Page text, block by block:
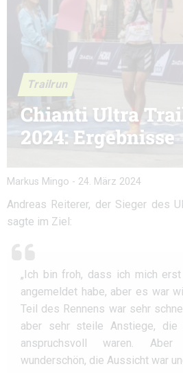
Trailrun
Chianti Ultra
2024: Ergebnisse
Markus Mingo - 24. März 2024
Andreas Reiterer, der Sieger des
sagte im Ziel:
„Ich bin froh, dass ich mich
angemeldet habe, aber es war
Teil des Rennens war sehr
aber sehr steile Anstiege, die
anspruchsvoll waren.
wunderschön, die Aussicht war